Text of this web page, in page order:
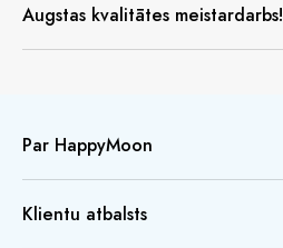
Augstas kvalitātes meistardarbs!
Par HappyMoon
Klientu atbalsts